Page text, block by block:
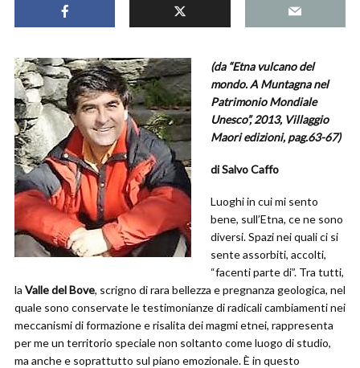
(da “Etna vulcano del
mondo. A Muntagna nel
Patrimonio Mondiale
Unesco”, 2013, Villaggio
Maori edizioni, pag.63-67)
di Salvo Caffo
Luoghi in cui mi sento
bene, sull’Etna, ce ne sono
diversi. Spazi nei quali ci si
sente assorbiti, accolti,
“facenti parte di”. Tra tutti,
la Valle del Bove, scrigno di rara bellezza e pregnanza geologica, nel
quale sono conservate le testimonianze di radicali cambiamenti nei
meccanismi di formazione e risalita dei magmi etnei, rappresenta
per me un territorio speciale non soltanto come luogo di studio,
ma anche e soprattutto sul piano emozionale. È in questo